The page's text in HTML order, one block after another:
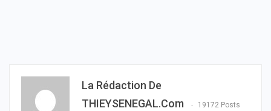
La Rédaction De
THIEYSENEGAL.com
19172 Posts